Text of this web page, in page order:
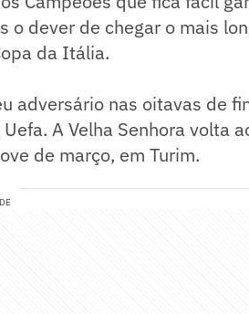
o dever de chegar o mais
da Itália.
adversário nas oitavas de
A Velha Senhora volta
de março, em Turim.